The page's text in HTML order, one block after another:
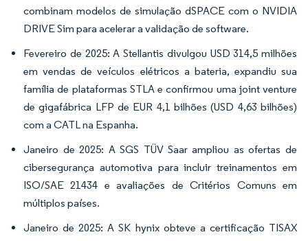
combinam modelos de simulação dSPACE com o NVIDIA
DRIVE Sim para acelerar a validação de software.
Fevereiro de 2025: A Stellantis divulgou USD 314,5 milhões
em vendas de veículos elétricos a bateria, expandiu sua
família de plataformas STLA e confirmou uma joint venture
de gigafábrica LFP de EUR 4,1 bilhões (USD 4,63 bilhões)
com a CATL na Espanha.
Janeiro de 2025: A SGS TÜV Saar ampliou as ofertas de
cibersegurança automotiva para incluir treinamentos em
ISO/SAE 21434 e avaliações de Critérios Comuns em
múltiplos países.
Janeiro de 2025: A SK hynix obteve a certificação TISAX